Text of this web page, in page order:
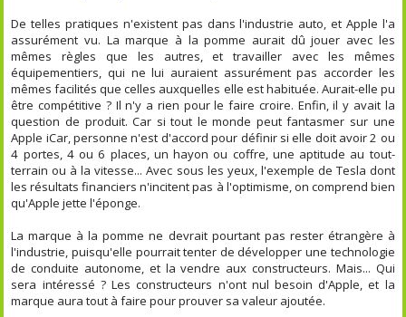
De telles pratiques n'existent pas dans l'industrie auto, et Apple l'a
assurément vu. La marque à la pomme aurait dû jouer avec les
mêmes règles que les autres, et travailler avec les mêmes
équipementiers, qui ne lui auraient assurément pas accorder les
mêmes facilités que celles auxquelles elle est habituée. Aurait-elle pu
être compétitive ? Il n'y a rien pour le faire croire. Enfin, il y avait la
question de produit. Car si tout le monde peut fantasmer sur une
Apple iCar, personne n'est d'accord pour définir si elle doit avoir 2 ou
4 portes, 4 ou 6 places, un hayon ou coffre, une aptitude au tout-
terrain ou à la vitesse... Avec sous les yeux, l'exemple de Tesla dont
les résultats financiers n'incitent pas à l'optimisme, on comprend bien
qu'Apple jette l'éponge.
La marque à la pomme ne devrait pourtant pas rester étrangère à
l'industrie, puisqu'elle pourrait tenter de développer une technologie
de conduite autonome, et la vendre aux constructeurs. Mais... Qui
sera intéressé ? Les constructeurs n'ont nul besoin d'Apple, et la
marque aura tout à faire pour prouver sa valeur ajoutée.